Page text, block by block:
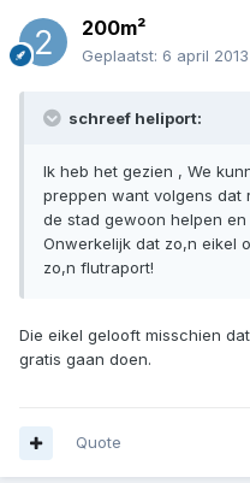
200m²
Geplaatst: 6 april 2013
schreef heliport:
Ik heb het gezien , We
preppen want volgens dat
de stad gewoon helpen
Onwerkelijk dat zo,n eikel
zo,n flutraport!
Die eikel gelooft misschien
gratis gaan doen.
Quote